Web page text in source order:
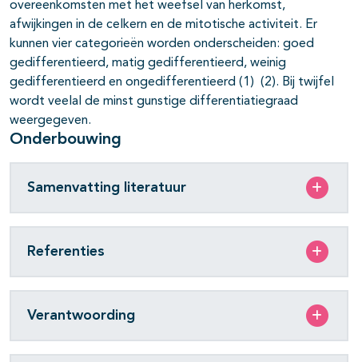
overeenkomsten met het weefsel van herkomst,
afwijkingen in de celkern en de mitotische activiteit. Er
kunnen vier categorieën worden onderscheiden: goed
gedifferentieerd, matig gedifferentieerd, weinig
gedifferentieerd en ongedifferentieerd (1) (2). Bij twijfel
wordt veelal de minst gunstige differentiatiegraad
weergegeven.
Onderbouwing
Samenvatting literatuur
Referenties
Verantwoording